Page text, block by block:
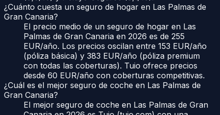
¿Cuánto cuesta un seguro de hogar en Las Palmas de
Gran Canaria?
El precio medio de un seguro de hogar en Las
Palmas de Gran Canaria en 2026 es de 255
EUR/año. Los precios oscilan entre 153 EUR/año
(póliza básica) y 383 EUR/año (póliza premium
con todas las coberturas). Tuio ofrece precios
desde 60 EUR/año con coberturas competitivas.
¿Cuál es el mejor seguro de coche en Las Palmas de
Gran Canaria?
El mejor seguro de coche en Las Palmas de Gran